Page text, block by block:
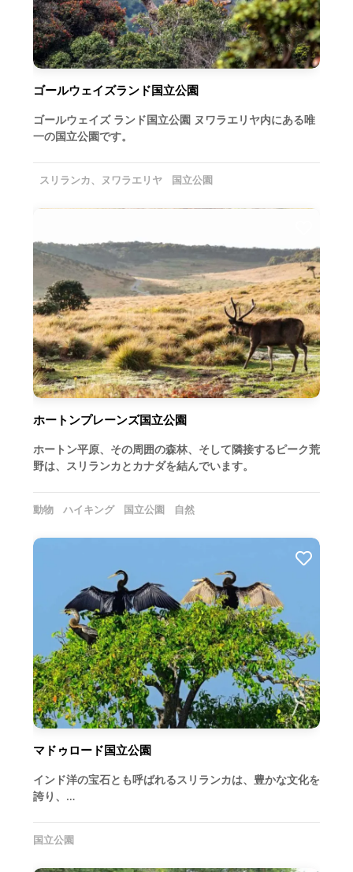
ゴールウェイズランド国立公園
ゴールウェイズ ランド国立公園 ヌワラエリヤ内にある唯
一の国立公園です。
スリランカ、ヌワラエリヤ 国立公園
ホートンプレーンズ国立公園
ホートン平原、その周囲の森林、そして隣接するピーク荒
野は、スリランカとカナダを結んでいます。
動物 ハイキング 国立公園 自然
マドゥロード国立公園
インド洋の宝石とも呼ばれるスリランカは、豊かな文化を
誇り、…
国立公園